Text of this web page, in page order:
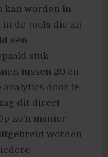
kan worden in
de tools die zij
een
stuk
tussen 20 en
analytics door te
dit direct
zo’n manier
worden